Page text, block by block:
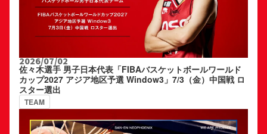
2026/07/02
佐々木選手 男子日本代表「FIBAバスケットボールワールド
カップ2027 アジア地区予選 Window3」7/3（金）中国戦 ロ
スター選出
TEAM